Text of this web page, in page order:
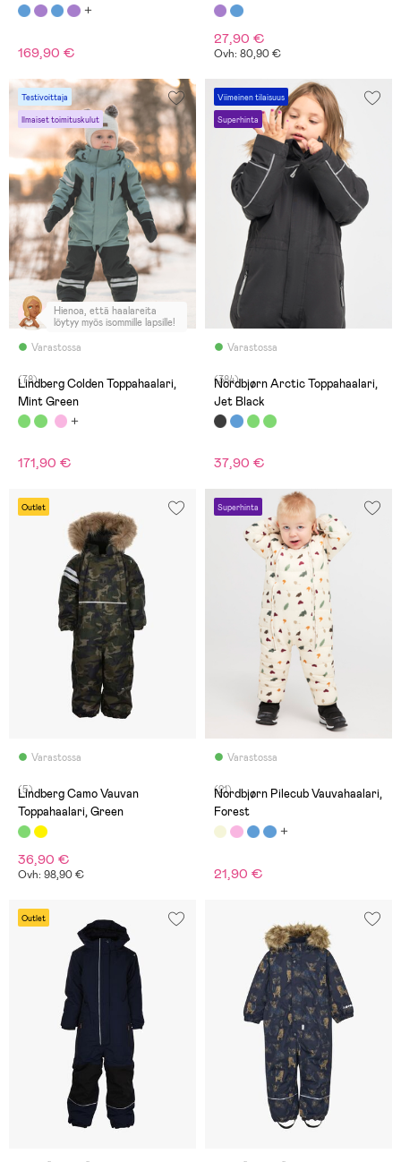
169,90 €
27,90 €
Ovh: 80,90 €
Testivoittaja
Ilmaiset toimituskulut
Varastossa
Hienoa, että haalareita
löytyy myös isommille lapsille!
(78)
Lindberg Colden Toppahaalari,
Mint Green
171,90 €
Viimeinen tilaisuus
Superhinta
Varastossa
(384)
Nordbjørn Arctic Toppahaalari,
Jet Black
37,90 €
Outlet
Varastossa
(5)
Lindberg Camo Vauvan
Toppahaalari, Green
36,90 €
Ovh: 98,90 €
Superhinta
Varastossa
(21)
Nordbjørn Pilecub Vauvahaalari,
Forest
21,90 €
Outlet